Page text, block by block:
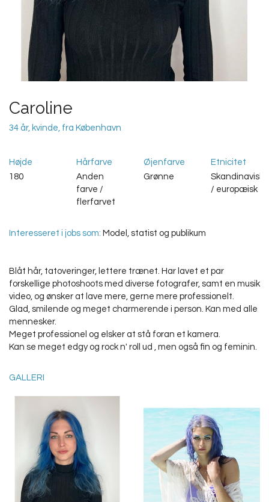
Caroline
34 år, kvinde, fra København
Højde
180
Hårfarve
Anden
farve /
flerfarvet
Øjenfarve
Grønne
Etnicitet
Skandinavisk
/ europæisk
Interesseret i jobs som: Model, statist og publikum
Blåt hår, tatoveringer, lettere trænet. Har lavet et par
forskellige photoshoots med diverse fotografer, samt en musik
video, og ønsker at lave mere, gerne mere professionelt.
Glad, smilende og meget charmerende i person. Kan med alle
mennesker.
Meget professionel og elsker at stå foran et kamera.
Kan se meget edgy og rock n' roll ud , men også fin og feminin.
GALLERI